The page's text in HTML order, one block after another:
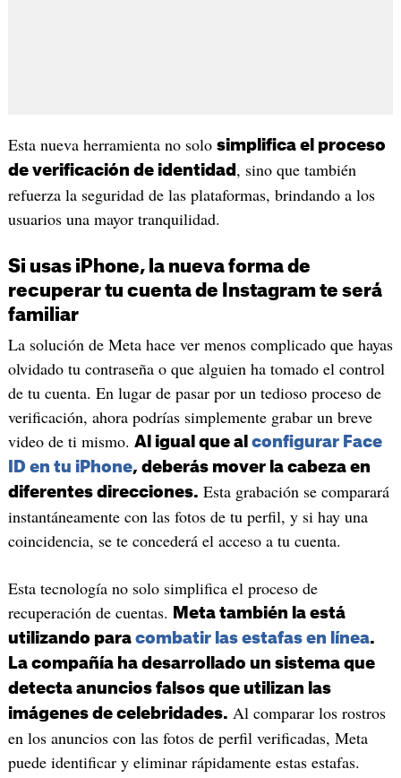
Esta nueva herramienta no solo simplifica el proceso
de verificación de identidad , sino que también
refuerza la seguridad de las plataformas, brindando a los
usuarios una mayor tranquilidad.
Si usas iPhone, la nueva forma de
recuperar tu cuenta de Instagram te será
familiar
La solución de Meta hace ver menos complicado que hayas
olvidado tu contraseña o que alguien ha tomado el control
de tu cuenta. En lugar de pasar por un tedioso proceso de
verificación, ahora podrías simplemente grabar un breve
video de ti mismo. Al igual que al configurar Face
ID en tu iPhone, deberás mover la cabeza en
diferentes direcciones. Esta grabación se comparará
instantáneamente con las fotos de tu perfil, y si hay una
coincidencia, se te concederá el acceso a tu cuenta.
Esta tecnología no solo simplifica el proceso de
recuperación de cuentas.
Meta también la está
utilizando para combatir las estafas en línea.
La compañía ha desarrollado un sistema que
detecta anuncios falsos que utilizan las
imágenes de celebridades. Al comparar los rostros
en los anuncios con las fotos de perfil verificadas, Meta
puede identificar y eliminar rápidamente estas estafas.